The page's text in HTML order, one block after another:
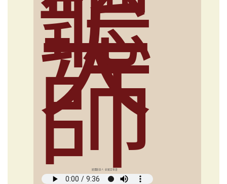
大
師
媒體創意人 俞國定導讀